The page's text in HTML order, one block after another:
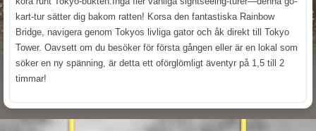
kart-tur sätter dig bakom ratten! Korsa den fantastiska Rainbow
Bridge, navigera genom Tokyos livliga gator och åk direkt till Tokyo
Tower. Oavsett om du besöker för första gången eller är en lokal som
söker en ny spänning, är detta ett oförglömligt äventyr på 1,5 till 2
timmar!